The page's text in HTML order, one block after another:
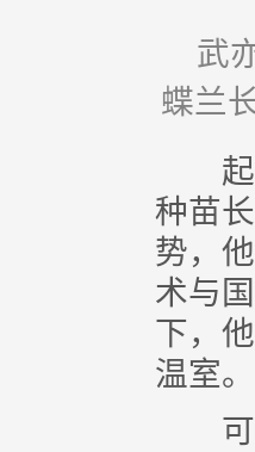
武
蝶兰
起步
种苗
势，
术与
下，
温室。
可事